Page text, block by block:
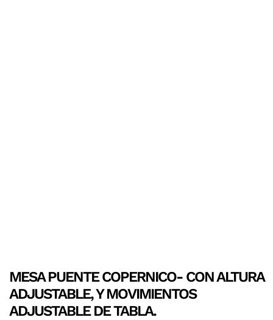
MESA PUENTE COPERNICO- CON ALTURA
ADJUSTABLE, Y MOVIMIENTOS
ADJUSTABLE DE TABLA.